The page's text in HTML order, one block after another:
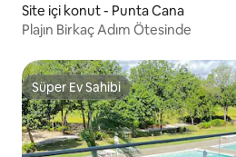
Site içi konut - Punta Cana
Plajın Birkaç Adım Ötesinde
Süper Ev Sahibi
Süper Ev Sahibi